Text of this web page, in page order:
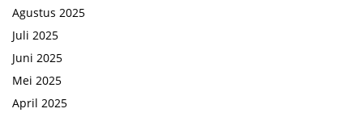
Agustus 2025
Juli 2025
Juni 2025
Mei 2025
April 2025